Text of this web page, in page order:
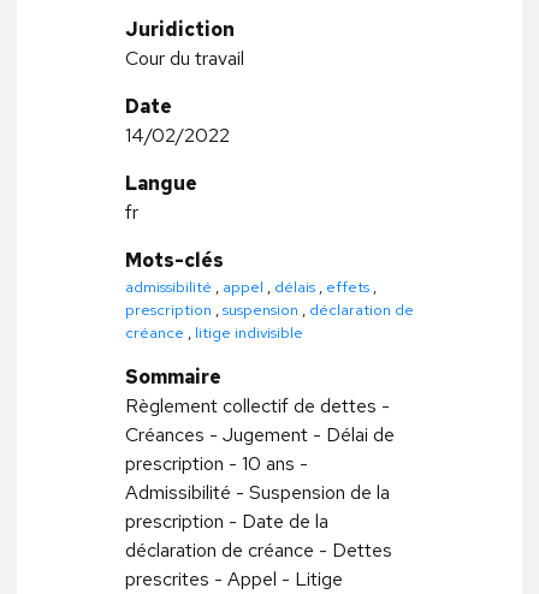
Juridiction
Cour du travail
Date
14/02/2022
Langue
fr
Mots-clés
admissibilité , appel , délais , effets ,
prescription ,suspension , déclaration de
créance , litige indivisible
Sommaire
Règlement collectif de dettes -
Créances - Jugement - Délai de
prescription - 10 ans -
Admissibilité - Suspension de la
prescription - Date de la
déclaration de créance - Dettes
prescrites - Appel - Litige